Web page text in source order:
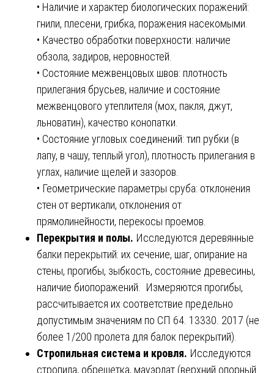
• Наличие и характер биологических поражений:
гнили, плесени, грибка, поражения насекомыми.
• Качество обработки поверхности: наличие
обзола, задиров, неровностей.
• Состояние межвенцовых швов: плотность
прилегания брусьев, наличие и состояние
межвенцового утеплителя (мох, пакля, джут,
льноватин), качество конопатки.
• Состояние угловых соединений: тип рубки (в
лапу, в чашу, теплый угол), плотность прилегания в
углах, наличие щелей и зазоров.
• Геометрические параметры сруба: отклонения
стен от вертикали, отклонения от
прямолинейности, перекосы проемов.
Перекрытия и полы. Исследуются деревянные
балки перекрытий: их сечение, шаг, опирание на
стены, прогибы, зыбкость, состояние древесины,
наличие биопоражений. Измеряются прогибы,
рассчитывается их соответствие предельно
допустимым значениям по СП 64. 13330. 2017 (не
более 1/200 пролета для балок перекрытий).
Стропильная система и кровля. Исследуются
стропила, обрешетка, мауэрлат (верхний опорный